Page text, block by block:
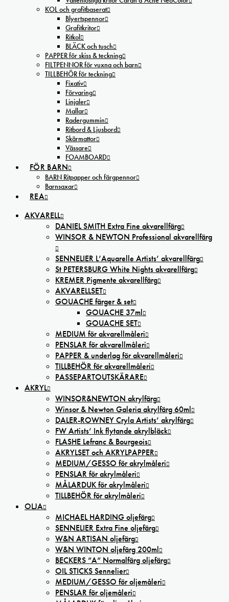
KOL och grafitbaserat
Blyertspennor
Grafitkritor
Ritkol
BLÄCK och tusch
PAPPER för skiss & teckning
FILTPENNOR för vuxna och barn
TILLBEHÖR för teckning
Fixativ
Förvaring
Linjaler
Mallar
Radergummin
Ritbord & Ljusbord
Skärmattor
Vässare
FOAMBOARD
FÖR BARN
BARN Ritpapper och färgpennor
Barnsaxar
REA
AKVARELL
DANIEL SMITH Extra Fine akvarellfärg
WINSOR & NEWTON Professional akvarellfärg
SENNELIER L’Aquarelle Artists’ akvarellfärg
St PETERSBURG White Nights akvarellfärg
KREMER Pigmente akvarellfärg
AKVARELLSET
GOUACHE färger & set
GOUACHE 37ml
GOUACHE SET
MEDIUM för akvarellmåleri
PENSLAR för akvarellmåleri
PAPPER & underlag för akvarellmåleri
TILLBEHÖR för akvarellmåleri
PASSEPARTOUTSKÄRARE
AKRYL
WINSOR&NEWTON akrylfärg
Winsor & Newton Galeria akrylfärg 60ml
DALER-ROWNEY Cryla Artists’ akrylfärg
FW Artists’ Ink flytande akrylbläck
FLASHE Lefranc & Bourgeois
AKRYLSET och AKRYLPAPPER
MEDIUM/GESSO för akrylmåleri
PENSLAR för akrylmåleri
MÅLARDUK för akrylmåleri
TILLBEHÖR för akrylmåleri
OLJA
MICHAEL HARDING oljefärg
SENNELIER Extra Fine oljefärg
W&N ARTISAN oljefärg
W&N WINTON oljefärg 200ml
BECKERS ”A” Normalfärg oljefärg
OIL STICKS Sennelier
MEDIUM/GESSO för oljemåleri
PENSLAR för oljemåleri